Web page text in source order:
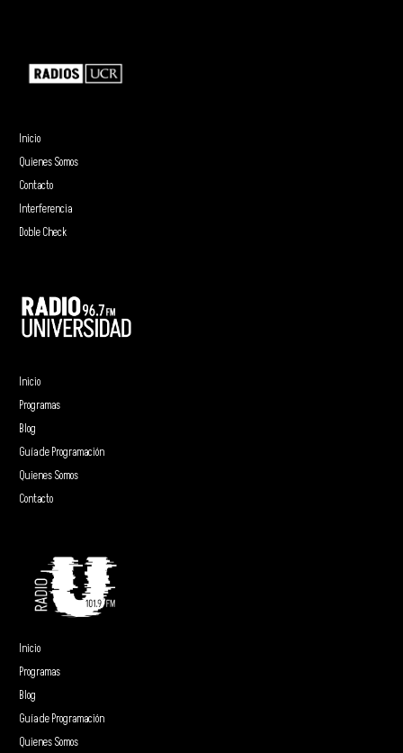
Inicio
Quienes Somos
Contacto
Interferencia
Doble Check
Inicio
Programas
Blog
Guía de Programación
Quienes Somos
Contacto
Inicio
Programas
Blog
Guía de Programación
Quienes Somos